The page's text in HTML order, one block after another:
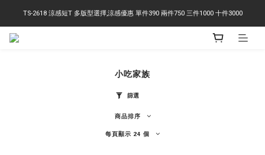
右下角訂閱LINE即享95折優惠
TS-2618 涼感短T 多版型選擇,涼感優惠 單件390 兩件750 三件1000 十件3000
小吃家族
篩選
商品排序
每頁顯示 24 個